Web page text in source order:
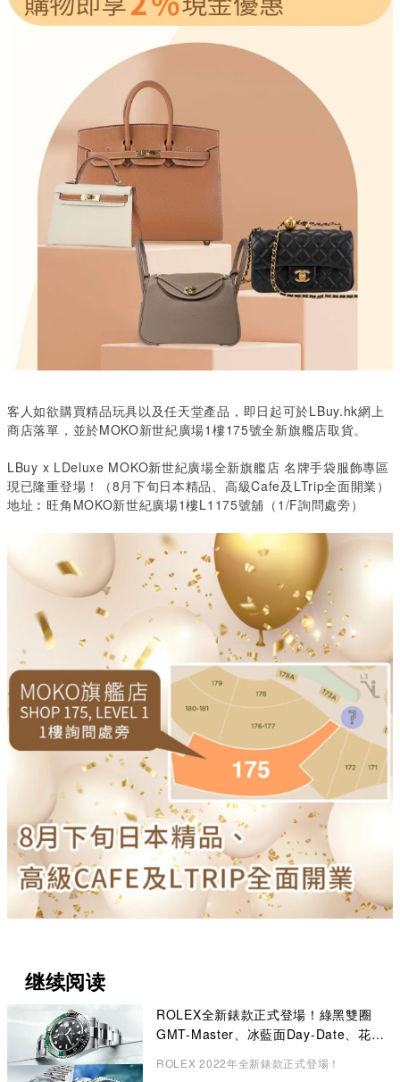
客人如欲購買精品玩具以及任天堂產品，即日起可於LBuy.hk網上
商店落單，並於MOKO新世紀廣場1樓175號全新旗艦店取貨。
LBuy x LDeluxe MOKO新世紀廣場全新旗艦店 名牌手袋服飾專區
現已隆重登場！（8月下旬日本精品、高級Cafe及LTrip全面開業）
地址︰旺角MOKO新世紀廣場1樓L1175號舖（1/F詢問處旁）
继续阅读
ROLEX全新錶款正式登場！綠黑雙圈
GMT-Master、冰藍面Day-Date、花卉
ROLEX 2022年全新錶款正式登場！